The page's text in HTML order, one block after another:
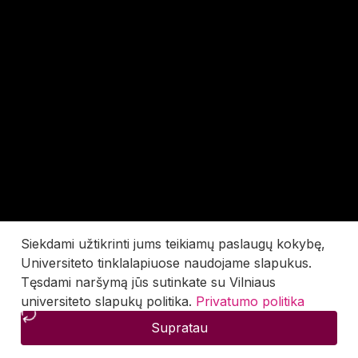
Siekdami užtikrinti jums teikiamų paslaugų kokybę,
Universiteto tinklalapiuose naudojame slapukus.
Tęsdami naršymą jūs sutinkate su Vilniaus
universiteto slapukų politika. Privatumo politika
Supratau